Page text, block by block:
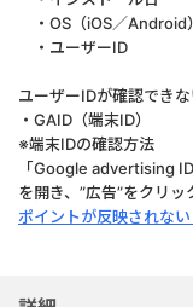
・OS（iOS／Android）
・ユーザーID
ユーザーIDが確認でき
・GAID（端末ID）
※端末IDの確認方法
「Google advertising
を開き、”広告”をクリ
ポイントが反映されな